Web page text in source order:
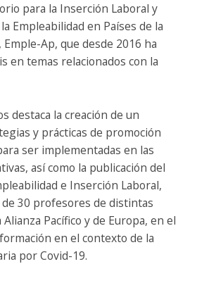
para la Inserción Laboral y
Empleabilidad en Países de la
Emple-Ap, que desde 2016 ha
en temas relacionados con la
destaca la creación de un
y prácticas de promoción
ser implementadas en las
así como la publicación del
e Inserción Laboral,
30 profesores de distintas
Pacífico y de Europa, en el
en el contexto de la
por Covid-19.